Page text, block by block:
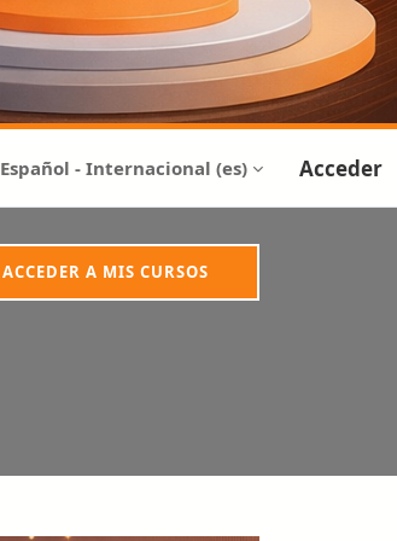
Español - Internacional ‎(es)‎ Acceder
ACCEDER A MIS CURSOS